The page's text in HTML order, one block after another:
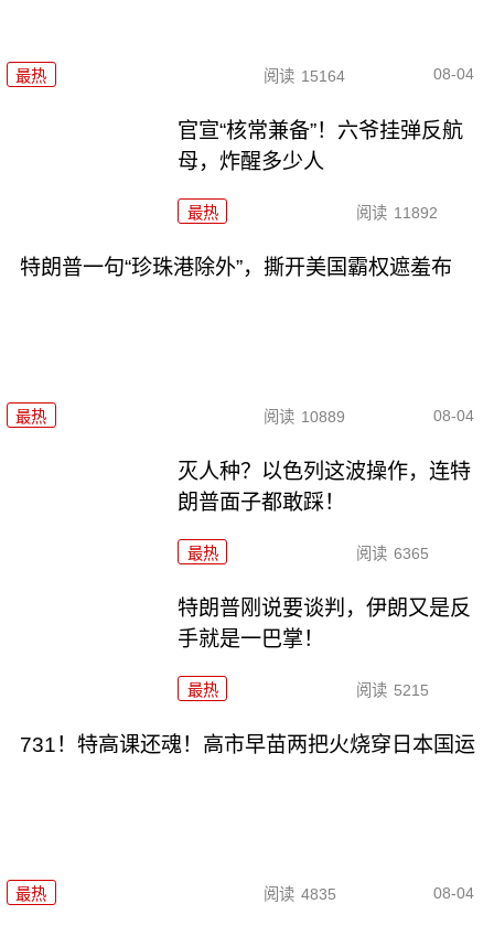
最热 阅读 15164 08-04
官宣“核常兼备”！六爷挂弹反航
母，炸醒多少人
最热 阅读 11892
特朗普一句“珍珠港除外”，撕开美国霸权遮羞布
最热 阅读 10889 08-04
灭人种？以色列这波操作，连特
朗普面子都敢踩！
最热 阅读 6365
特朗普刚说要谈判，伊朗又是反
手就是一巴掌！
最热 阅读 5215
731！特高课还魂！高市早苗两把火烧穿日本国运
最热 阅读 4835 08-04